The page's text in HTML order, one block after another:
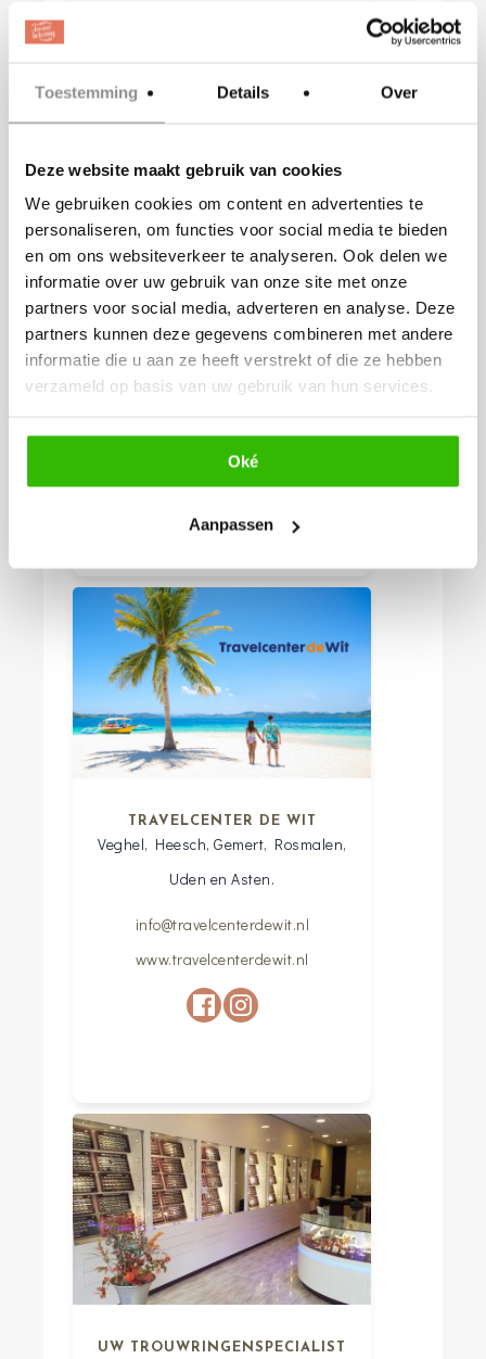
Toestemming Details Over
Deze website maakt gebruik van cookies
We gebruiken cookies om content en advertenties te
personaliseren, om functies voor social media te bieden
en om ons websiteverkeer te analyseren. Ook delen we
informatie over uw gebruik van onze site met onze
partners voor social media, adverteren en analyse. Deze
partners kunnen deze gegevens combineren met andere
informatie die u aan ze heeft verstrekt of die ze hebben
verzameld op basis van uw gebruik van hun services.
Oké
Aanpassen
STAN DE TROUWMAN
Landelijk
info@standetrouwman.nl
Stan de Trouwman
TRAVELCENTER DE WIT
Veghel, Heesch, Gemert, Rosmalen,
Uden en Asten.
info@travelcenterdewit.nl
www.travelcenterdewit.nl
UW TROUWRINGENSPECIALIST